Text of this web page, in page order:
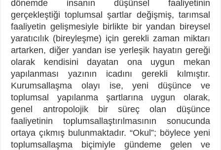
dönemde insanın düşünsel faaliyetinin
gerçekleştiği toplumsal şartlar değişmiş, tarımsal
faaliyetin gelişmesiyle birlikte bir yandan bireysel
yaratıcılık (bireyleşme) için gerekli zaman miktarı
artarken, diğer yandan ise yerleşik hayatın gereği
olarak kendisini dayatan ona uygun mekan
yapılanması yazının icadını gerekli kılmıştır.
Kurumsallaşma olayı ise, yeni düşünce ve
toplumsal yapılanma şartlarına uygun olarak,
genel antropolojik bir süreç olan düşünce
faaliyetinin toplumsallaştırılmasının sonucunda
ortaya çıkmış bulunmaktadır. “Okul”; böylece yeni
toplumsallaşma biçimiyle gündeme gelen ve